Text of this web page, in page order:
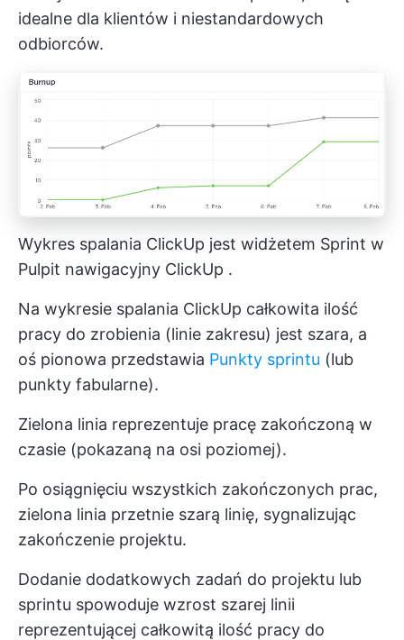
idealne dla klientów i niestandardowych
odbiorców.
Wykres spalania ClickUp jest widżetem Sprint w
Pulpit nawigacyjny ClickUp .
Na wykresie spalania ClickUp całkowita ilość
pracy do zrobienia (linie zakresu) jest szara, a
oś pionowa przedstawia Punkty sprintu (lub
punkty fabularne).
Zielona linia reprezentuje pracę zakończoną w
czasie (pokazaną na osi poziomej).
Po osiągnięciu wszystkich zakończonych prac,
zielona linia przetnie szarą linię, sygnalizując
zakończenie projektu.
Dodanie dodatkowych zadań do projektu lub
sprintu spowoduje wzrost szarej linii
reprezentującej całkowitą ilość pracy do